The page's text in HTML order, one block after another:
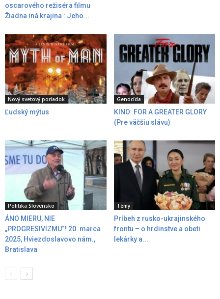
oscarového režiséra filmu
Žiadna iná krajina : Jeho...
Nový svetový poriadok
Ľudský mýtus
Genocída
KINO: FOR A GREATER GLORY
(Pre väčšiu slávu)
Politika Slovensko
ÁNO MIERU, NIE
„PROGRESIVIZMU“! 20. marca
2025, Hviezdoslavovo nám.,
Bratislava
Témy
Príbeh z rusko-ukrajinského
frontu – o hrdinstve a obeti
lekárky a...